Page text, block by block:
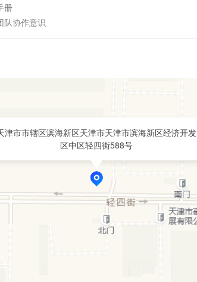
册
队协作意识
津市市辖区滨海新区天津市天津市滨海新区经济开发
区中区轻四街588号